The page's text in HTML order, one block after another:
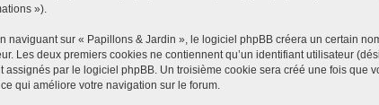
»).
naviguant sur « Papillons & Jardin », le logiciel phpBB créera un certain
Les deux premiers cookies ne contiennent qu’un identifiant utilisateur
par le logiciel phpBB. Un troisième cookie sera créé une fois que
qui améliore votre navigation sur le forum.